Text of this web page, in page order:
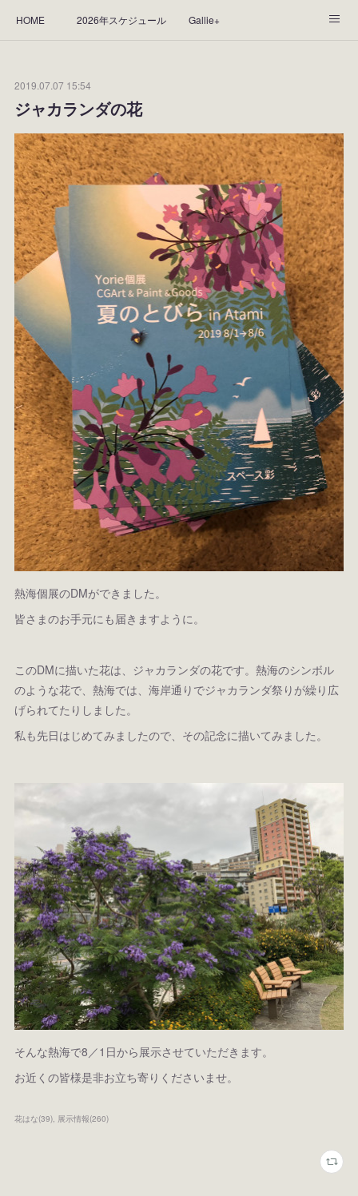
HOME 2026年スケジュール Gallie+
CGArt作品って？
“Kasane Style Art”って？ Yorie's Tapestry Yorie's Goods
ショップ 作品のレンタルについて 2025年足跡
2024年 の足跡 2022年の足あと
2021あしあと 2020年あしあと 2019年足あと
2018年あしあと
2019.07.07 15:54
ジャカランダの花
熱海個展のDMができました。
皆さまのお手元にも届きますように。
このDMに描いた花は、ジャカランダの花です。熱海のシンボル
のような花で、熱海では、海岸通りでジャカランダ祭りが繰り広
げられてたりしました。
私も先日はじめてみましたので、その記念に描いてみました。
そんな熱海で8／1日から展示させていただきます。
お近くの皆様是非お立ち寄りくださいませ。
花はな(39) 展示情報(260)